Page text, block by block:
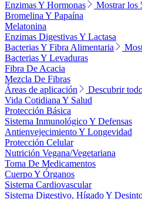
Enzimas Y Hormonas
Mostrar los
Bromelina Y Papaína
Melatonina
Enzimas Digestivas Y Lactasa
Bacterias Y Fibra Alimentaria
Bacterias Y Levaduras
Fibra De Acacia
Mezcla De Fibras
Áreas de aplicación
Descubrir
Vida Cotidiana Y Salud
Protección Básica
Sistema Inmunológico Y Defensas
Antienvejecimiento Y Longevidad
Protección Celular
Nutrición Vegana/Vegetariana
Toma De Medicamentos
Cuerpo Y Órganos
Sistema Cardiovascular
Sistema Digestivo, Hígado Y